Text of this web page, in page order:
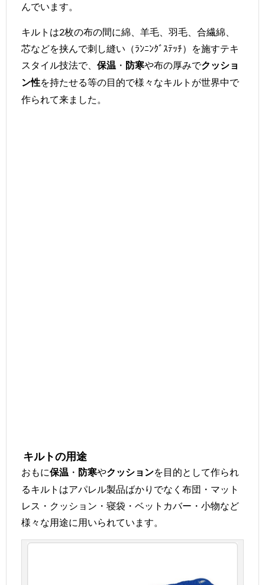
んでいます。
キルトは2枚の布の間に綿、羊毛、羽毛、合繊綿、
芯などを挟んで刺し縫い（ﾗﾝﾆﾝｸﾞｽﾃｯﾁ）を施すテキ
スタイル技法で、 保温 ・ 防寒や布の厚みでクッショ
ン性を持たせる等の目的で様々なキルトが世界中で
作られて来ました。
キルトの用途
おもに保温 ・ 防寒やクッションを目的として作られ
るキルトはアパレル製品ばかりでなく布団・マット
レス・クッション・寝袋・ベットカバー・小物など
様々な用途に用いられています。